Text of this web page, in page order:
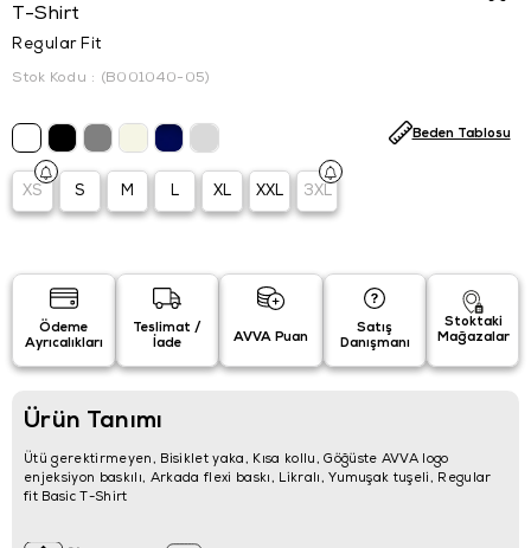
T-Shirt
Regular Fit
Stok Kodu (B001040-05)
XS S M L XL XXL 3XL
Beden Tablosu
Ödeme
Ayrıcalıkları
Teslimat /
İade
AVVA Puan
Satış
Danışmanı
Stoktaki
Mağazalar
Ürün Tanımı
Ütü gerektirmeyen, Bisiklet yaka, Kısa kollu, Göğüste AVVA logo
enjeksiyon baskılı, Arkada flexi baskı, Likralı, Yumuşak tuşeli, Regular
fit Basic T-Shirt